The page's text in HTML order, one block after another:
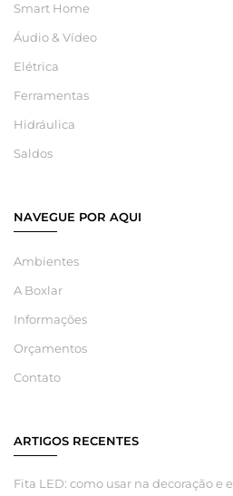
Smart Home
Áudio & Vídeo
Elétrica
Ferramentas
Hidráulica
Saldos
NAVEGUE POR AQUI
Ambientes
A Boxlar
Informações
Orçamentos
Contato
ARTIGOS RECENTES
Fita LED: como usar na decoração e